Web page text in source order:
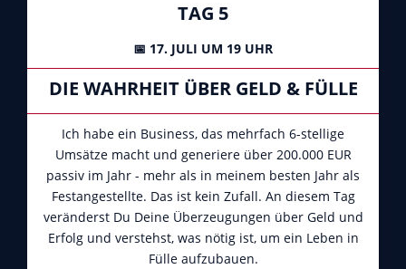
TAG 5
📅 17. JULI UM 19 UHR
DIE WAHRHEIT ÜBER GELD & FÜLLE
Ich habe ein Business, das mehrfach 6-stellige
Umsätze macht und generiere über 200.000 EUR
passiv im Jahr - mehr als in meinem besten Jahr als
Festangestellte. Das ist kein Zufall. An diesem Tag
veränderst Du Deine Überzeugungen über Geld und
Erfolg und verstehst, was nötig ist, um ein Leben in
Fülle aufzubauen.